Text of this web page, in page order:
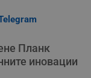
Планк
иновации